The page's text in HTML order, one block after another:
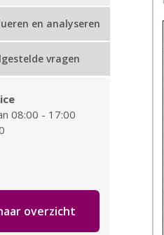
en analyseren
vragen
08:00 - 17:00
overzicht